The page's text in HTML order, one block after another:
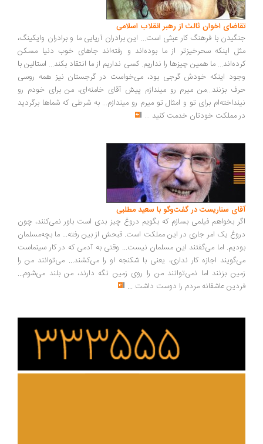
اخوان ثالث از رهبر انقلاب اسلامی
با فرهنگ کار عبثی است... این برادران آریایی ما و برادران وایکینگ،
اینکه سحرخیزتر از ما بوده‌اند و رفته‌اند جاهای خوب دنیا مسکن
ما همین چیزها را نداریم. کسی نداریم از ما انتقاد بکند... استالین با
اینکه خودش گرجی بود، می‌خواست در گرجستان نیز همه روسی
بزنند...من میرم رو میندازم پیش آقای خامنه‌ای، من برای خودم رو
برای تو و امثال تو میرم رو میندازم... به شرطی که شماها برگردید
مملکت خودتان خدمت کنید...
سناریست در گفت‌وگو با سعید مطلبی
بخواهم فیلمی بسازم که بگویم دروغ چیز بدی است باور نمی‌کنند، چون
یک امر جاری در این مملکت است. قبحش از بین رفته... ما بچه‌مسلمان
اما می‌گفتند این مسلمان نیست... وقتی به آدمی که در کار سینماست
اجازه کار نداری، یعنی با شکنجه او را می‌کشند... می‌توانند من را
بزنند اما نمی‌توانند من را روی زمین نگه دارند، من بلند می‌شوم...
عاشقانه مردم را دوست داشت ...